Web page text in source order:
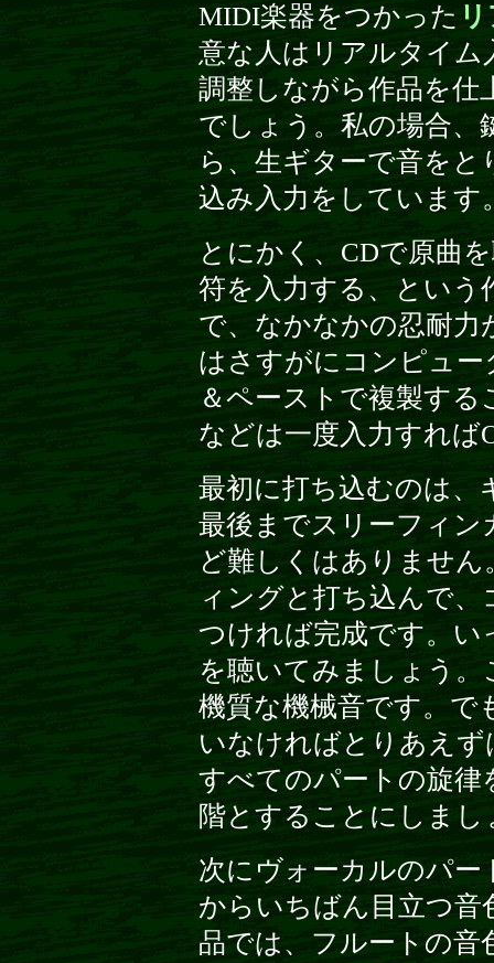
MIDI楽器をつかった
意な人はリアルタイム
調整しながら作品を仕
でしょう。私の場合、
ら、生ギターで音を
込み入力をしています
とにかく、CDで原曲
符を入力する、という
で、なかなかの忍耐
はさすがにコンピュ
＆ペーストで複製す
などは一度入力すれば
最初に打ち込むのは、
最後までスリーフィン
ど難しくはありませ
ィングと打ち込んで
つければ完成です。い
を聴いてみましょう
機質な機械音です。で
いなければとりあえ
すべてのパートの旋律
階とすることにしま
次にヴォーカルのパー
からいちばん目立つ
品では、フルートの